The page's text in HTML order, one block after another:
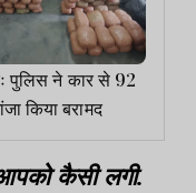
पुलिस ने कार से 92
किया बरामद
कैसी लगी.